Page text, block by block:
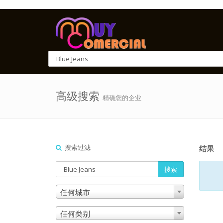
高级搜索 精确您的企业
搜索过滤
搜索
任何城市
任何类别
结果